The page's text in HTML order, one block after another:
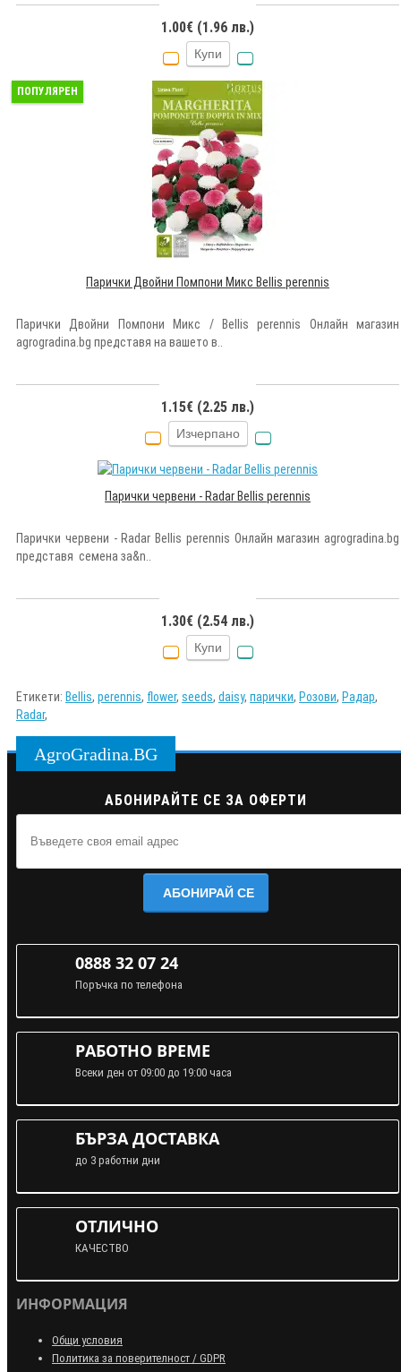
1.00€ (1.96 лв.)
Купи
ПОПУЛЯРЕН
Парички Двойни Помпони Микс Bellis perennis
Парички Двойни Помпони Микс / Bellis perennis Онлайн магазин
agrogradina.bg представя на вашето в..
1.15€ (2.25 лв.)
Изчерпано
Парички червени - Radar Bellis perennis
Парички червени - Radar Bellis perennis Онлайн магазин agrogradina.bg
представя семена за&n..
1.30€ (2.54 лв.)
Купи
Етикети: Bellis, perennis, flower, seeds, daisy, парички, Розови, Радар,
Radar,
AgroGradina.BG
АБОНИРАЙТЕ СЕ ЗА ОФЕРТИ
АБОНИРАЙ СЕ
0888 32 07 24
Поръчка по телефона
РАБОТНО ВРЕМЕ
Всеки ден от 09:00 до 19:00 часа
БЪРЗА ДОСТАВКА
до 3 работни дни
ОТЛИЧНО
КАЧЕСТВО
ИНФОРМАЦИЯ
Общи условия
Политика за поверителност / GDPR